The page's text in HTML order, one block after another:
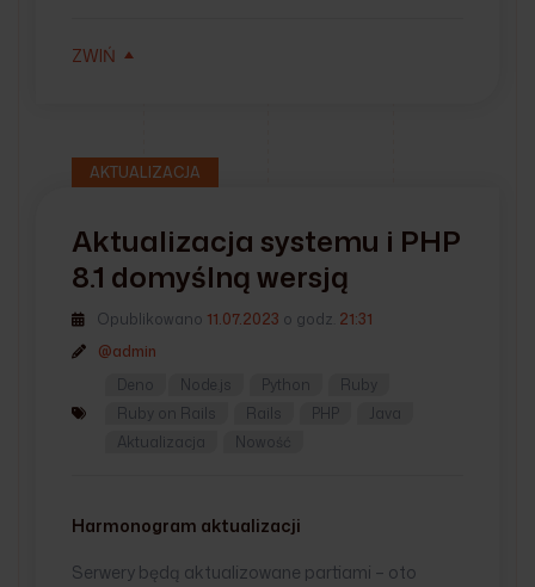
ZWIŃ
AKTUALIZACJA
Aktualizacja systemu i PHP
8.1 domyślną wersją
Opublikowano 11.07.2023 o godz. 21:31
@admin
Deno
Node.js Python
Ruby
Ruby on Rails
Rails PHP
Java
Aktualizacja
Nowość
Harmonogram aktualizacji
Serwery będą aktualizowane partiami – oto